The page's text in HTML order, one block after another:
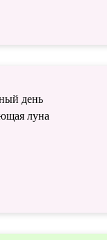
день
луна